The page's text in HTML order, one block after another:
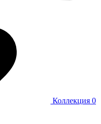
Коллекция 0